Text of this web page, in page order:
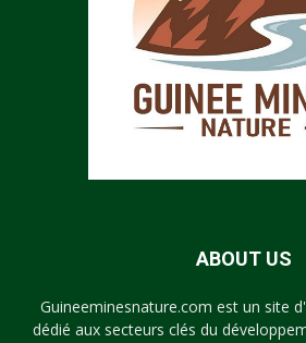
ABOUT US
Guineeminesnature.com est un site
dédié aux secteurs clés du